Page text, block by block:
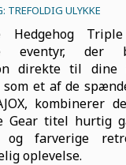
ULYKKE
Hedgehog
eventyr, der
direkte til dine
et af de
kombinerer
Gear titel hurtig
og farverige
oplevelse.